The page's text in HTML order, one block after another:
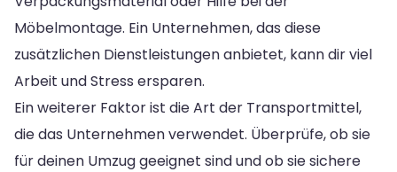
Möbelmontage. Ein Unternehmen, das diese
zusätzlichen Dienstleistungen anbietet, kann dir viel
Arbeit und Stress ersparen.
Ein weiterer Faktor ist die Art der Transportmittel,
die das Unternehmen verwendet. Überprüfe, ob sie
für deinen Umzug geeignet sind und ob sie sichere